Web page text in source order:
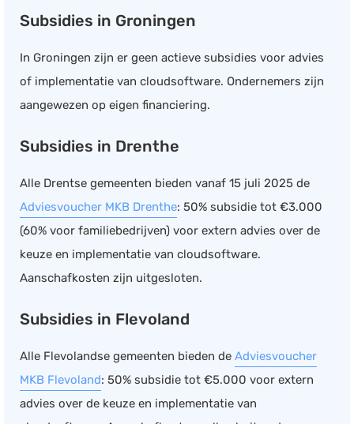
Subsidies in Groningen
In Groningen zijn er geen actieve subsidies voor advies
of implementatie van cloudsoftware. Ondernemers zijn
aangewezen op eigen financiering.
Subsidies in Drenthe
Alle Drentse gemeenten bieden vanaf 15 juli 2025 de
Adviesvoucher MKB Drenthe: 50% subsidie tot €3.000
(60% voor familiebedrijven) voor extern advies over de
keuze en implementatie van cloudsoftware.
Aanschafkosten zijn uitgesloten.
Subsidies in Flevoland
Alle Flevolandse gemeenten bieden de Adviesvoucher
MKB Flevoland: 50% subsidie tot €5.000 voor extern
advies over de keuze en implementatie van